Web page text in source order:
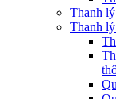
Thanh
Thanh